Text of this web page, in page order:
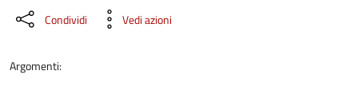
Condividi Vedi azioni
Argomenti: